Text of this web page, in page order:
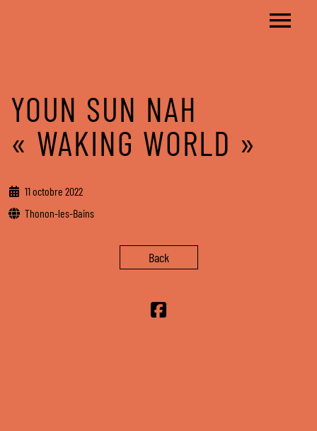
YOUN SUN NAH
« WAKING WORLD »
11 octobre 2022
Thonon-les-Bains
Back